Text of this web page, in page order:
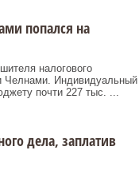
попался на
налогового
Челнами. Индивидуальный
почти 227 тыс. ...
дела, заплатив